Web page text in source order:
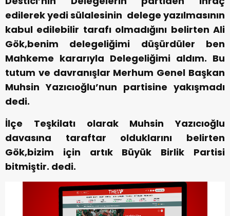
edilerek yedi sülalesinin delege yazılmasının
kabul edilebilir tarafı olmadığını belirten Ali
Gök,benim delegeliğimi düşürdüler ben
Mahkeme kararıyla Delegeliğimi aldım. Bu
tutum ve davranışlar Merhum Genel Başkan
Muhsin Yazıcıoğlu’nun partisine yakışmadı
dedi.
İlçe Teşkilatı olarak Muhsin Yazıcıoğlu
davasına taraftar olduklarını belirten
Gök,bizim için artık Büyük Birlik Partisi
bitmiştir. dedi.